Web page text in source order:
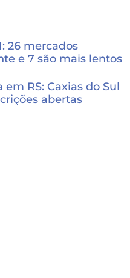
26 mercados
e 7 são mais lentos
RS: Caxias do Sul
abertas